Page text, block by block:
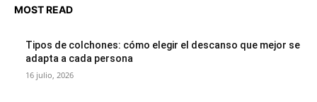
MOST READ
Tipos de colchones: cómo elegir el descanso que mejor se
adapta a cada persona
16 julio, 2026